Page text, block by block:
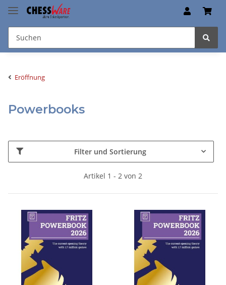
Eröffnung
Powerbooks
Filter und Sortierung
Artikel 1 - 2 von 2